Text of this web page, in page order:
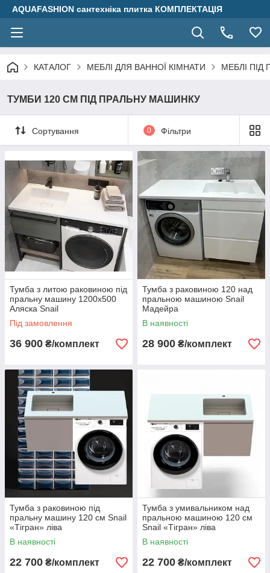
AQUAFASHION сантехніка плитка КОМПЛЕКТАЦІЯ
КАТАЛОГ МЕБЛІ ДЛЯ ВАННОЇ КІМНАТИ МЕБЛІ
ТУМБИ 120 СМ ПІД ПРАЛЬНУ МАШИНКУ
Сортування 0 Фільтри
Тумба з литою раковиною під
пральну машину 1200x500
Аляска Snail
Під замовлення
36 900 ₴/комплект
Тумба з раковиною 120 над
пральною машиною Snail
Мадейра
В наявності
28 900 ₴/комплект
Тумба з раковиною під
пральну машину 120 см Snail
«Тігран» ліва
В наявності
22 700 ₴/комплект
Тумба з умивальником над
пральною машиною 120 см
Snail «Тігран» ліва
В наявності
22 700 ₴/комплект